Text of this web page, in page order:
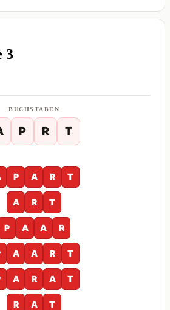
3
BUCHSTABEN
P R T
P A R T
A R T
P A A R
A A R T
A R A T
R A T